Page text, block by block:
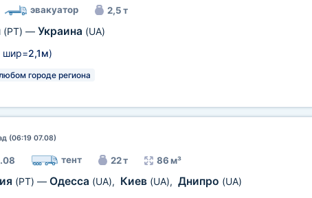
эвакуатор 2,5 т
(PT) — Украина (UA)
шир=2,1м)
городе региона
(06:19 07.08)
тент 22 т 86 м³
(PT) — Одесса (UA), Киев (UA), Днипро (UA)